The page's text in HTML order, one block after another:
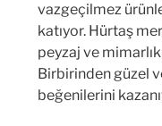
vazgeçilmez
katıyor. Hürtaş
peyzaj ve
Birbirinden güzel
beğenilerini